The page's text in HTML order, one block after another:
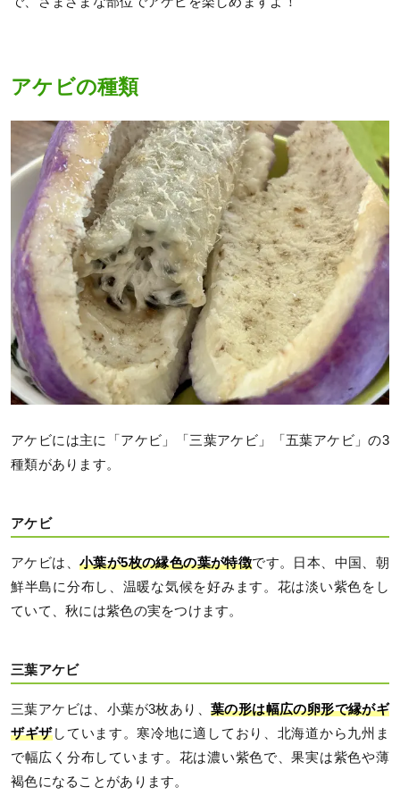
アケビの種類
アケビには主に「アケビ」「三葉アケビ」「五葉アケビ」の3
種類があります。
アケビ
アケビは、 小葉が5枚の縁色の葉が特徴です。日本、中国、朝
鮮半島に分布し、温暖な気候を好みます。花は淡い紫色をし
ていて、秋には紫色の実をつけます。
三葉アケビ
三葉アケビは、小葉が3枚あり、 葉の形は幅広の卵形で縁がギ
ザギザしています。寒冷地に適しており、北海道から九州ま
で幅広く分布しています。花は濃い紫色で、果実は紫色や薄
褐色になることがあります。